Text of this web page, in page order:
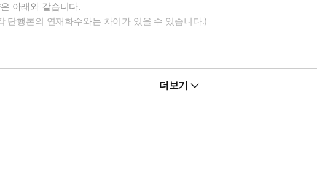
아래와 같습니다.
단행본의 연재화수와는 차이가 있을 수 있습니다.)
더보기